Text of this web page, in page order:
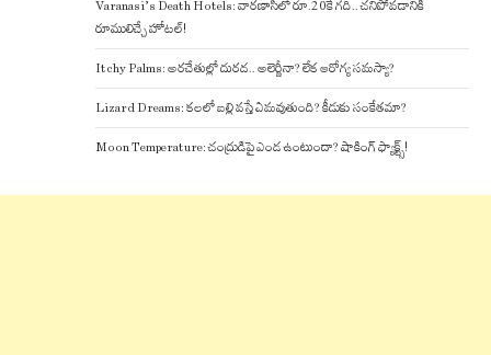
Varanasi’s Death Hotels: వారణాసిలో రూ.20కే గది.. చనిపోవడానికి
రూములిచ్చే హోటల్!
Itchy Palms: అరచేతుల్లో దురద.. అలెర్జీనా? లేక ఆరోగ్య సమస్యా?
Lizard Dreams: కలలో బల్లి వస్తే ఏమవుతుంది? కీడుకు సంకేతమా?
Moon Temperature: చంద్రుడిపై ఎండ ఉంటుందా? షాకింగ్ ఫ్యాక్ట్స్!